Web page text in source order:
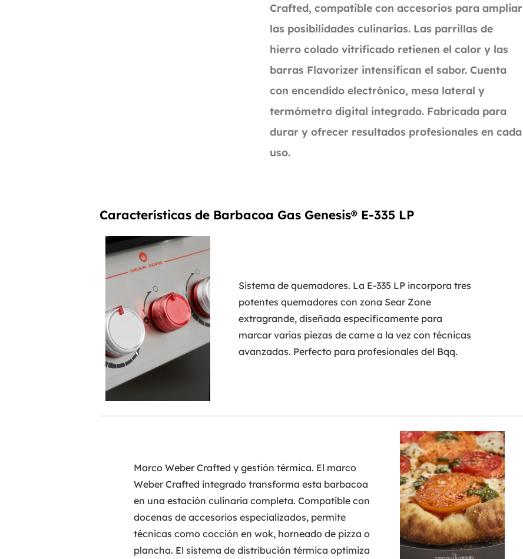
Crafted, compatible con accesorios para ampliar
las posibilidades culinarias. Las parrillas de
hierro colado vitrificado retienen el calor y las
barras Flavorizer intensifican el sabor. Cuenta
con encendido electrónico, mesa lateral y
termómetro digital integrado. Fabricada para
durar y ofrecer resultados profesionales en cada
uso.
Características de Barbacoa Gas Genesis® E-335 LP
Sistema de quemadores. La E-335 LP incorpora tres
potentes quemadores con zona Sear Zone
extragrande, diseñada específicamente para
marcar varias piezas de carne a la vez con técnicas
avanzadas. Perfecto para profesionales del Bqq.
Marco Weber Crafted y gestión térmica. El marco
Weber Crafted integrado transforma esta barbacoa
en una estación culinaria completa. Compatible con
docenas de accesorios especializados, permite
técnicas como cocción en wok, horneado de pizza o
plancha. El sistema de distribución térmica optimiza